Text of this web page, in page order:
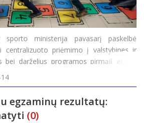
ministerija pavasarį paskelbė
centralizuoto priėmimo į valstybines ir
bei darželius programos pirmąjį etapą.
šalies savivaldybės (jų sąraše – ir
egzaminų rezultatų:
(0)